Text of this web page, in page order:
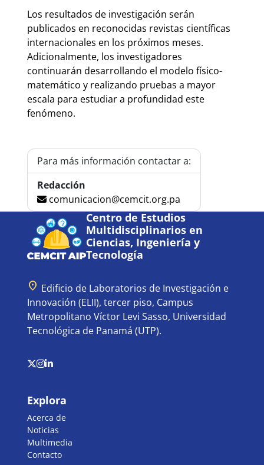
Los resultados de investigación serán
publicados en reconocidas revistas científicas
internacionales en los próximos meses.
Adicionalmente, los investigadores
continuarán desarrollando el modelo físico-
matemático y realizando pruebas a mayor
escala para estudiar a profundidad este
fenómeno.
Para más información contactar a:
Redacción
comunicacion@cemcit.org.pa
Centro de Estudios
Multidisciplinarios en
Ciencias, Ingeniería y
Tecnología
location_on Edificio de Laboratorios de Investigación e
Innovación (ELII), tercer piso, Campus
Metropolitano Víctor Levi Sasso, Universidad
Tecnológica de Panamá (UTP).
Explora
Acerca de
Noticias
Multimedia
Contacto